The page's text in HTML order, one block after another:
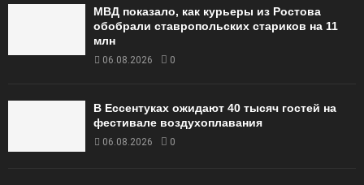
МВД показало, как курьеры из Ростова
обобрали ставропольских стариков на 11
млн
06.08.2026 0
В Ессентуках ожидают 40 тысяч гостей на
фестивале воздухоплавания
06.08.2026 0